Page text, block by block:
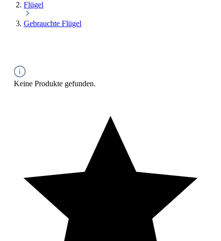
Flügel
Gebrauchte Flügel
Keine Produkte gefunden.